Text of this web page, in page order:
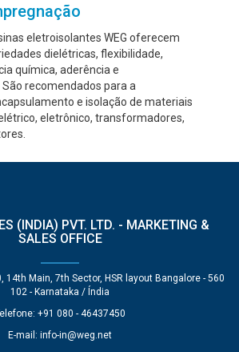
eletroisolantes WEG oferecem
dielétricas, flexibilidade,
química, aderência e
recomendados para a
e isolação de materiais
eletrônico, transformadores,
(INDIA) PVT. LTD. - MARKETING &
SALES OFFICE
14th Main, 7th Sector, HSR layout Bangalore - 560
102 - Karnataka / Índia
+91 080 - 46437450
E-mail: info-in@weg.net